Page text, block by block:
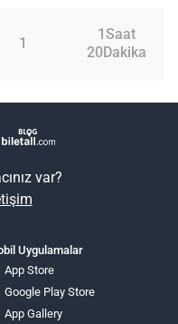
1
1Saat
20Dakika
var?
Uygulamalar
App Store
Google Play Store
App Gallery